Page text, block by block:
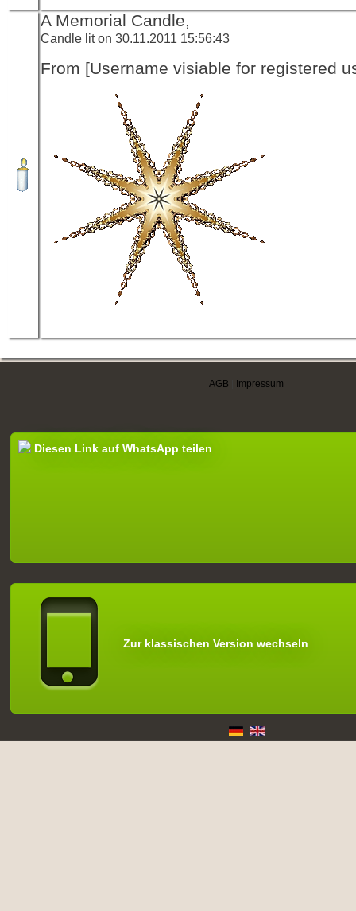
A Memorial Candle,
Candle lit on 30.11.2011 15:56:43
From [Username visiable for registered
AGB Impressum
Diesen Link auf WhatsApp teilen
Zur klassischen Version wechseln